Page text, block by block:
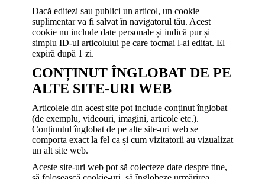
Dacă editezi sau publici un articol, un cookie
suplimentar va fi salvat în navigatorul tău. Acest
cookie nu include date personale și indică pur și
simplu ID-ul articolului pe care tocmai l-ai editat. El
expiră după 1 zi.
CONȚINUT ÎNGLOBAT DE PE
ALTE SITE-URI WEB
Articolele din acest site pot include conținut înglobat
(de exemplu, videouri, imagini, articole etc.).
Conținutul înglobat de pe alte site-uri web se
comporta exact la fel ca și cum vizitatorii au vizualizat
un alt site web.
Aceste site-uri web pot să colecteze date despre tine,